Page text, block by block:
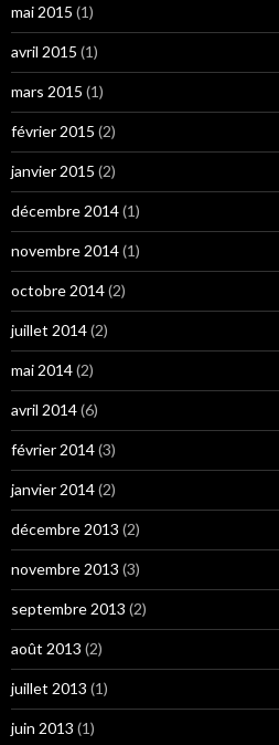
mai 2015 (1)
avril 2015 (1)
mars 2015 (1)
février 2015 (2)
janvier 2015 (2)
décembre 2014(1)
novembre 2014(1)
octobre 2014(2)
juillet 2014(2)
mai 2014(2)
avril 2014(6)
février 2014(3)
janvier 2014(2)
décembre 2013 (2)
novembre 2013 (3)
septembre 2013 (2)
août 2013 (2)
juillet 2013 (1)
juin 2013 (1)